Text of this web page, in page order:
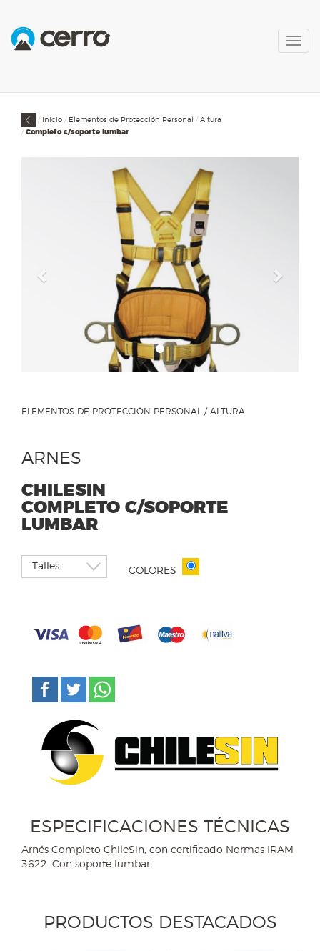
Inicio Elementos de Protección Personal
Altura
Completo c/soporte lumbar
ELEMENTOS DE PROTECCIÓN PERSONAL / ALTURA
ARNES
CHILESIN
COMPLETO C/SOPORTE
LUMBAR
COLORES
ESPECIFICACIONES TÉCNICAS
Arnés Completo ChileSin, con certificado Normas IRAM
3622. Con soporte lumbar.
PRODUCTOS DESTACADOS